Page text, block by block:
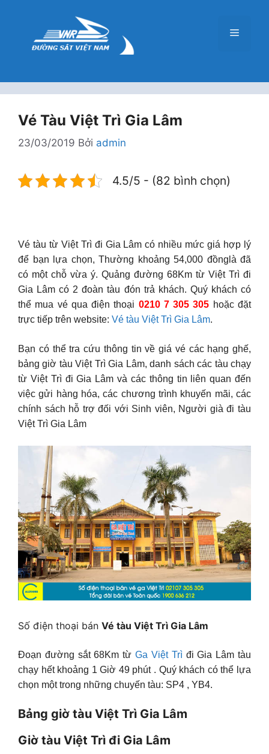
Menu
Vé Tàu Việt Trì Gia Lâm
23/03/2019 Bởi admin
4.5/5 - (82 bình chọn)
Vé tàu từ Việt Trì đi Gia Lâm có nhiều mức giá hợp lý
để bạn lựa chọn, Thường khoảng 54,000 đồnglà đã
có một chỗ vừa ý. Quảng đường 68Km từ Việt Trì đi
Gia Lâm có 2 đoàn tàu đón trả khách. Quý khách có
thể mua vé qua điện thoại 0210 7 305 305 hoặc đặt
trực tiếp trên website: Vé tàu Việt Trì Gia Lâm.
Bạn có thể tra cứu thông tin về giá vé các hạng ghế,
bảng giờ tàu Việt Trì Gia Lâm, danh sách các tàu chạy
từ Việt Trì đi Gia Lâm và các thông tin liên quan đến
việc gửi hàng hóa, các chương trình khuyến mãi, các
chính sách hỗ trợ đối với Sinh viên, Người già đi tàu
Việt Trì Gia Lâm
Số điện thoại bán Vé tàu Việt Trì Gia Lâm
Đoạn đường sắt 68Km từGa Việt Trìđi Gia Lâm tàu
chạy hết khoảng 1 Giờ 49 phút . Quý khách có thể lựa
chọn một trong những chuyến tàu: SP4 , YB4.
Bảng giờ tàu Việt Trì Gia Lâm
Giờ tàu Việt Trì đi Gia Lâm